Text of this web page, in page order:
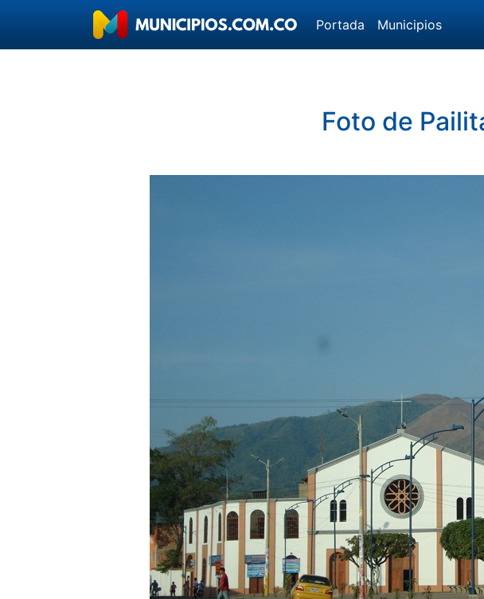
Portada Municipios
Foto de